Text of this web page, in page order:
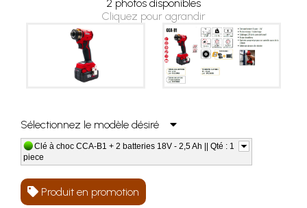
2 photos disponibles
Cliquez pour agrandir
Sélectionnez le modèle désiré
Clé à choc CCA-B1 + 2 batteries 18V - 2,5 Ah || Qté : 1
piece
Produit en promotion